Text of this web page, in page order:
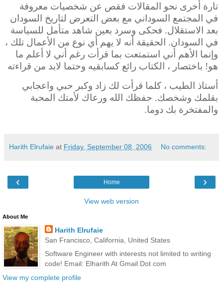
تارة أخرى نحو المقالات فقص عن شخصيات معروفة
في المجتمع السوداني مع بعض التعرض لتاريخ السودان
بعد الاستقلال. فحكى وسرد بعين شاهد متأمل للسياسة
في السودان. الحقيقة أنه لا يهم أي نوع من الأعمال تلك ،
وإنما الأهم أني استمتعت بما قرأت رغم أني لا أعلم ما
هو! باختصار ، الكتاب رائع كسابقيه وحتما لابد من قراءته
أستاذ الطيب ، كلما قرأت لك زاد وكبر حبي واعجابي
بقلمك وشخصك. حفظك الله ورعاك لأمتك المحبة
والمفتخرة بك دوما.
Harith Elrufaie at Friday, September 08, 2006 No comments:
‹ ›
Home
View web version
About Me
Harith Elrufaie
San Francisco, California, United States
Software Engineer with interests not limited to writing
code! Email: Elharith At Gmail Dot com
View my complete profile